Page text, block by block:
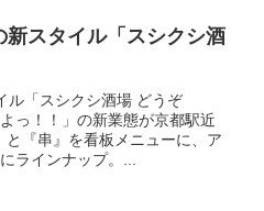
スタイル「スシクシ酒
ル「スシクシ酒場 どうぞ
っ！！」の新業態が京都駅近
『串』を看板メニューに、ア
ラインナップ。...